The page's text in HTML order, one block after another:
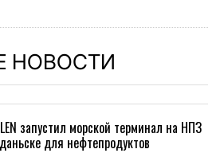
НОВОСТИ
запустил морской терминал на НПЗ
для нефтепродуктов